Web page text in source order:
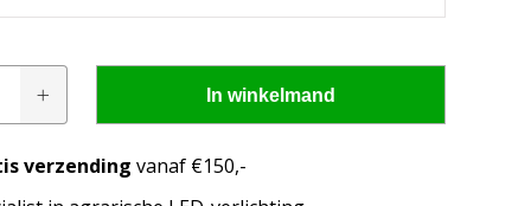
In winkelmand
verzending vanaf €150,-